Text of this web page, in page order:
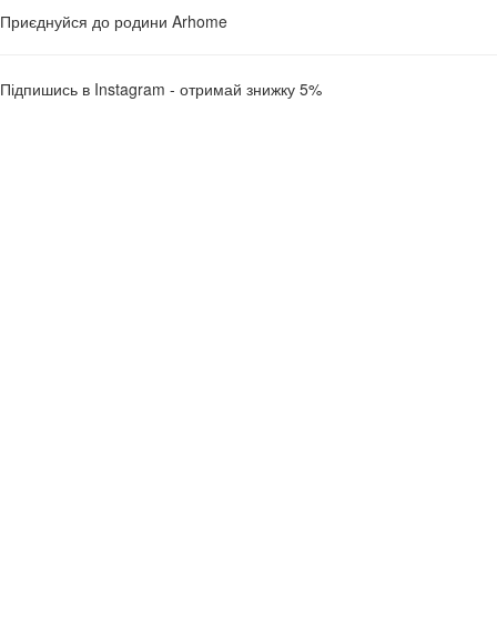
Приєднуйся до родини Arhome
Підпишись в Instagram - отримай знижку 5%